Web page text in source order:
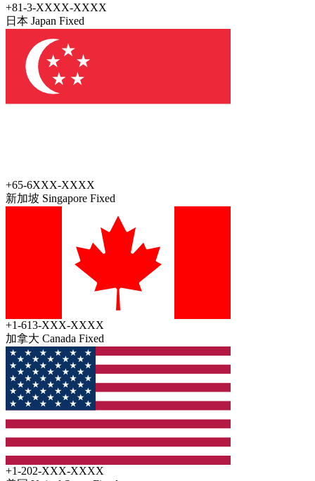
+81-3-XXXX-XXXX
日本 Japan Fixed
+65-6XXX-XXXX
新加坡 Singapore Fixed
+1-613-XXX-XXXX
加拿大 Canada Fixed
+1-202-XXX-XXXX